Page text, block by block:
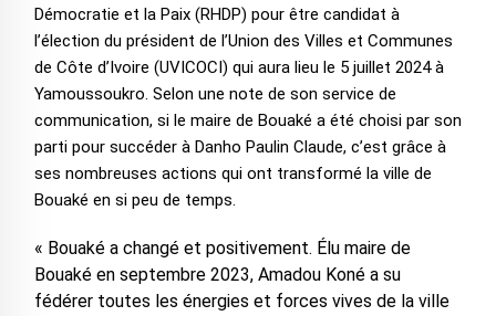
Démocratie et la Paix (RHDP) pour être candidat à
l’élection du président de l’Union des Villes et Communes
de Côte d’Ivoire (UVICOCI) qui aura lieu le 5 juillet 2024 à
Yamoussoukro. Selon une note de son service de
communication, si le maire de Bouaké a été choisi par son
parti pour succéder à Danho Paulin Claude, c’est grâce à
ses nombreuses actions qui ont transformé la ville de
Bouaké en si peu de temps.
« Bouaké a changé et positivement. Élu maire de
Bouaké en septembre 2023, Amadou Koné a su
fédérer toutes les énergies et forces vives de la ville